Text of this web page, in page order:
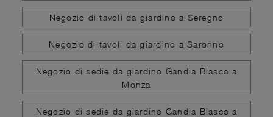
Negozio di tavoli da giardino a Seregno
Negozio di tavoli da giardino a Saronno
Negozio di sedie da giardino Gandia Blasco a
Monza
Negozio di sedie da giardino Gandia Blasco a